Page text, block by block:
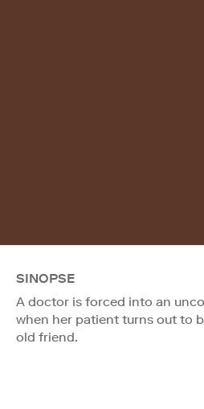
SINOPSE
A doctor is forced into an
when her patient turns out to
old friend.